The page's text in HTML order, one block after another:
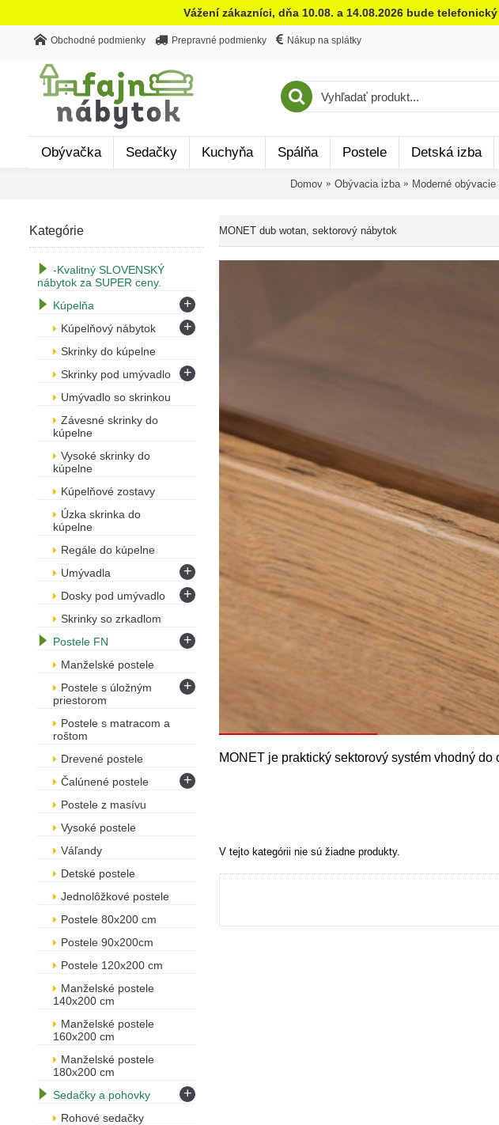
Vážení zákazníci, dňa 10.08. a 14.08.2026 bude
Obchodné podmienky Prepravné podmienky Nákup na splátky
Obývačka Sedačky Kuchyňa Spálňa Postele Detská izba
Domov Obývacia izba Moderné
Kategórie
-Kvalitný SLOVENSKÝ
nábytok za SUPER ceny.
Kúpelňa
+
Kúpelňový nábytok +
Skrinky do kúpelne
Skrinky pod umývadlo
+
Umývadlo so skrinkou
Závesné skrinky do
kúpelne
Vysoké skrinky do
kúpelne
Kúpelňové zostavy
Úzka skrinka do
kúpelne
Regále do kúpelne
Umývadla
+
Dosky pod umývadlo +
Skrinky so zrkadlom
Postele FN
+
Manželské postele
Postele s úložným
priestorom
+
Postele s matracom a
roštom
Drevené postele
Čalúnené postele
+
Postele z masívu
Vysoké postele
Váľandy
Detské postele
Jednolôžkové postele
Postele 80x200 cm
Postele 90x200cm
Postele 120x200 cm
Manželské postele
140x200 cm
Manželské postele
160x200 cm
Manželské postele
180x200 cm
Sedačky a pohovky
+
Rohové sedačky
MONET dub wotan, sektorový nábytok
MONET je praktický sektorový systém vhodný
V tejto kategórii nie sú žiadne produkty.